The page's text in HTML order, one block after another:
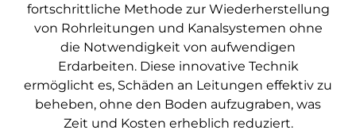
fortschrittliche Methode zur Wiederherstellung
von Rohrleitungen und Kanalsystemen ohne
die Notwendigkeit von aufwendigen
Erdarbeiten. Diese innovative Technik
ermöglicht es, Schäden an Leitungen effektiv zu
beheben, ohne den Boden aufzugraben, was
Zeit und Kosten erheblich reduziert.